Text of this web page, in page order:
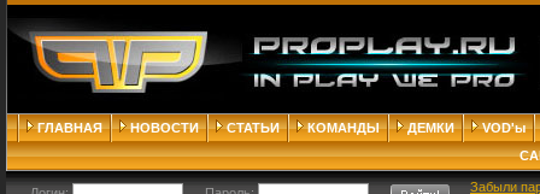
ГЛАВНАЯ НОВОСТИ СТАТЬИ КОМАНДЫ ДЕМКИ
VOD'ы
Забыли